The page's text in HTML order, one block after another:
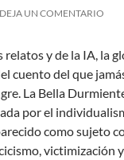
DEJA UN COMENTARIO
relatos y de la IA, la
cuento del que
La Bella
por el
como sujeto
victimización